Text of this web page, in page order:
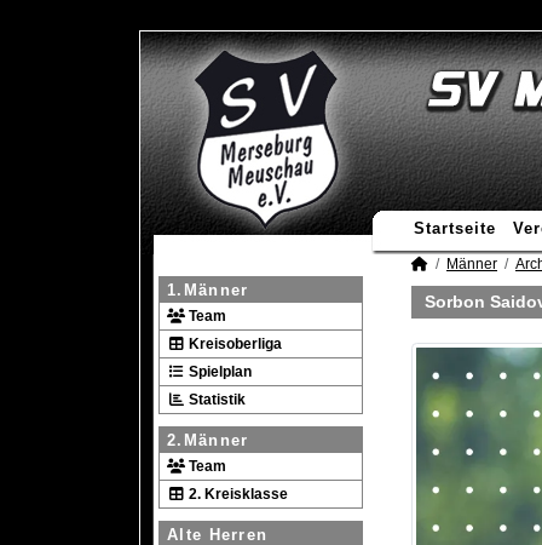
Startseite
1.Männer
Team
Kreisoberliga
Spielplan
Statistik
2.Männer
Team
2. Kreisklasse
Alte Herren
Männer
Sorbon